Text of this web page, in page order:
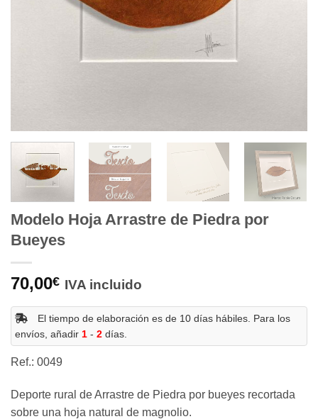
Modelo Hoja Arrastre de Piedra por
Bueyes
70,00€ IVA incluido
El tiempo de elaboración es de 10 días hábiles. Para los
envíos, añadir 1 - 2 días.
Ref.: 0049
Deporte rural de Arrastre de Piedra por bueyes recortada
sobre una hoja natural de magnolio.